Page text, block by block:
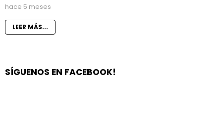
hace 5 meses
LEER MÁS...
SÍGUENOS EN FACEBOOK!